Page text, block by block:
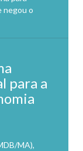
negou o
para a
MA),